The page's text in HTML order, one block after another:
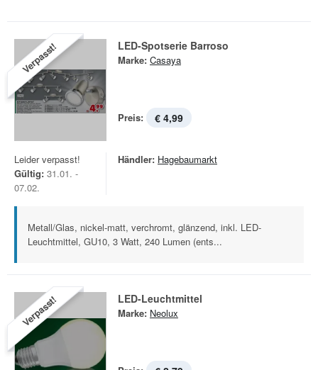
Verpasst! LED-Spotserie Barroso
Marke: Casaya
Preis: € 4,99
Leider verpasst!
Gültig: 31.01. -
07.02.
Händler: Hagebaumarkt
Metall/Glas, nickel-matt, verchromt, glänzend, inkl. LED-
Leuchtmittel, GU10, 3 Watt, 240 Lumen (ents...
Verpasst! LED-Leuchtmittel
Marke: Neolux